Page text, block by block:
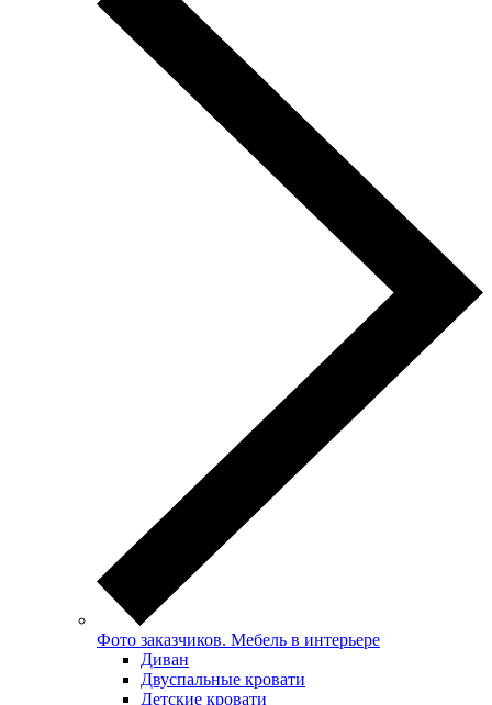
Фото заказчиков. Мебель в интерьере
Диван
Двуспальные кровати
Детские кровати